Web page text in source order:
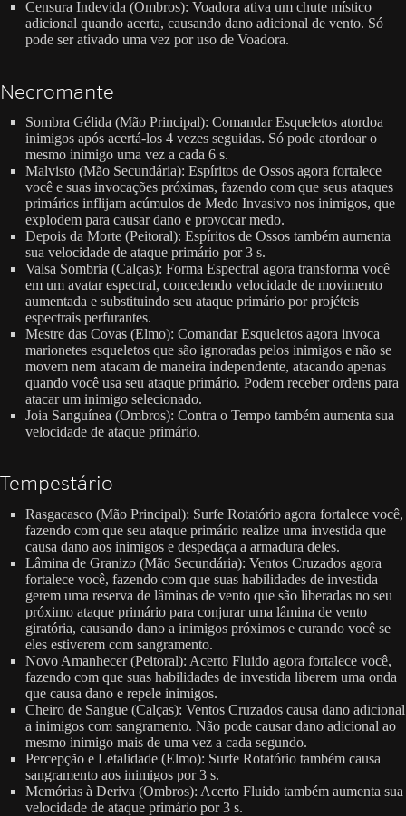
Censura Indevida (Ombros): Voadora ativa um chute místico
adicional quando acerta, causando dano adicional de vento. Só
pode ser ativado uma vez por uso de Voadora.
Necromante
Sombra Gélida (Mão Principal): Comandar Esqueletos atordoa
inimigos após acertá-los 4 vezes seguidas. Só pode atordoar o
mesmo inimigo uma vez a cada 6 s.
Malvisto (Mão Secundária): Espíritos de Ossos agora fortalece
você e suas invocações próximas, fazendo com que seus ataques
primários inflijam acúmulos de Medo Invasivo nos inimigos, que
explodem para causar dano e provocar medo.
Depois da Morte (Peitoral): Espíritos de Ossos também aumenta
sua velocidade de ataque primário por 3 s.
Valsa Sombria (Calças): Forma Espectral agora transforma você
em um avatar espectral, concedendo velocidade de movimento
aumentada e substituindo seu ataque primário por projéteis
espectrais perfurantes.
Mestre das Covas (Elmo): Comandar Esqueletos agora invoca
marionetes esqueletos que são ignoradas pelos inimigos e não se
movem nem atacam de maneira independente, atacando apenas
quando você usa seu ataque primário. Podem receber ordens para
atacar um inimigo selecionado.
Joia Sanguínea (Ombros): Contra o Tempo também aumenta sua
velocidade de ataque primário.
Tempestário
Rasgacasco (Mão Principal): Surfe Rotatório agora fortalece você,
fazendo com que seu ataque primário realize uma investida que
causa dano aos inimigos e despedaça a armadura deles.
Lâmina de Granizo (Mão Secundária): Ventos Cruzados agora
fortalece você, fazendo com que suas habilidades de investida
gerem uma reserva de lâminas de vento que são liberadas no seu
próximo ataque primário para conjurar uma lâmina de vento
giratória, causando dano a inimigos próximos e curando você se
eles estiverem com sangramento.
Novo Amanhecer (Peitoral): Acerto Fluido agora fortalece você,
fazendo com que suas habilidades de investida liberem uma onda
que causa dano e repele inimigos.
Cheiro de Sangue (Calças): Ventos Cruzados causa dano adicional
a inimigos com sangramento. Não pode causar dano adicional ao
mesmo inimigo mais de uma vez a cada segundo.
Percepção e Letalidade (Elmo): Surfe Rotatório também causa
sangramento aos inimigos por 3 s.
Memórias à Deriva (Ombros): Acerto Fluido também aumenta sua
velocidade de ataque primário por 3 s.